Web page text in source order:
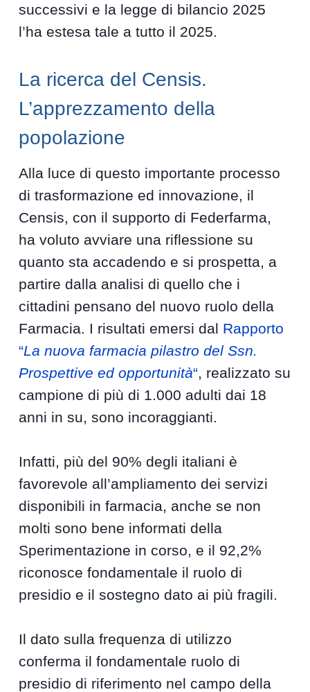
successivi e la legge di bilancio 2025
l’ha estesa tale a tutto il 2025.
La ricerca del Censis.
L’apprezzamento della
popolazione
Alla luce di questo importante processo
di trasformazione ed innovazione, il
Censis, con il supporto di Federfarma,
ha voluto avviare una riflessione su
quanto sta accadendo e si prospetta, a
partire dalla analisi di quello che i
cittadini pensano del nuovo ruolo della
Farmacia. I risultati emersi dal Rapporto
“La nuova farmacia pilastro del Ssn.
Prospettive ed opportunità“, realizzato su
campione di più di 1.000 adulti dai 18
anni in su, sono incoraggianti.
Infatti, più del 90% degli italiani è
favorevole all’ampliamento dei servizi
disponibili in farmacia, anche se non
molti sono bene informati della
Sperimentazione in corso, e il 92,2%
riconosce fondamentale il ruolo di
presidio e il sostegno dato ai più fragili.
Il dato sulla frequenza di utilizzo
conferma il fondamentale ruolo di
presidio di riferimento nel campo della